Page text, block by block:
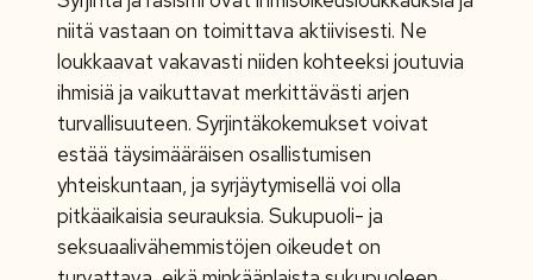
niitä vastaan on toimittava aktiivisesti. Ne
loukkaavat vakavasti niiden kohteeksi joutuvia
ihmisiä ja vaikuttavat merkittävästi arjen
turvallisuuteen. Syrjintäkokemukset voivat
estää täysimääräisen osallistumisen
yhteiskuntaan, ja syrjäytymisellä voi olla
pitkäaikaisia seurauksia. Sukupuoli- ja
seksuaalivähemmistöjen oikeudet on